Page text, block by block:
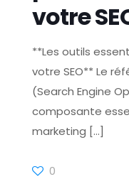
votre
**Les outils
votre SEO** Le
(Search Engine
composante
marketing […]
0